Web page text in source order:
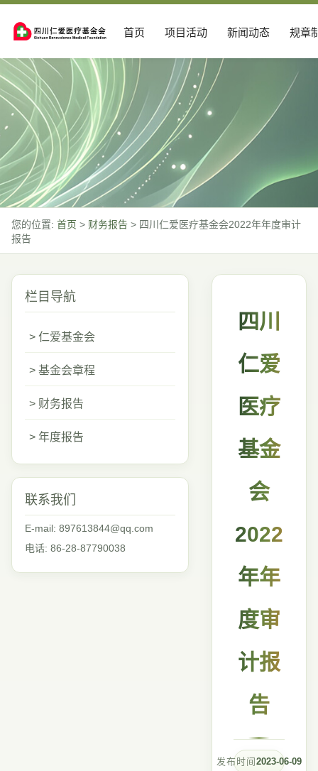
首页 项目活动 新闻动态 规章
您的位置: 首页 > 财务报告 > 四川仁爱医疗基金会2022年年度审计
报告
栏目导航
> 仁爱基金会
> 基金会章程
> 财务报告
> 年度报告
联系我们
E-mail: 897613844@qq.com
电话: 86-28-87790038
四川
仁爱
医疗
基金
会
2022
年年
度审
计报
告
发布时间2023-06-09